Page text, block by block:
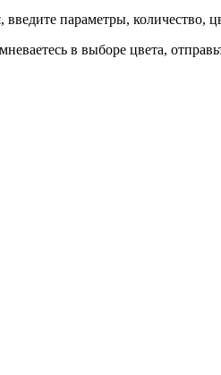
параметры, количество,
в выборе цвета,